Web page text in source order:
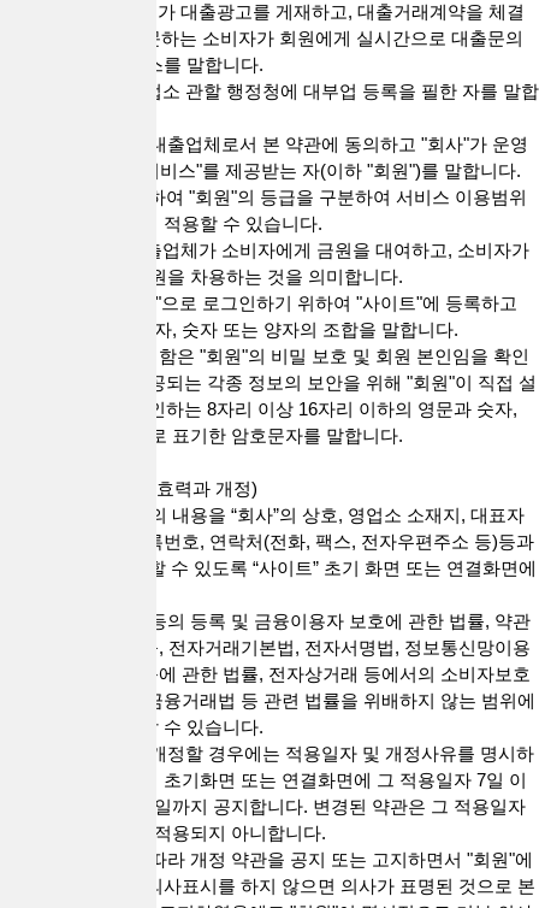
트’를 통해 대출업체가 대출광고를 게재하고, 대출거래계약을 체결
하고자 ‘회사’를 방문하는 소비자가 회원에게 실시간으로 대출문의
를 할 수 있는 서비스를 말합니다.
4. “대출업체”란 영업소 관할 행정청에 대부업 등록을 필한 자를 말합
5. "회원"은 전항의 대출업체로서 본 약관에 동의하고 "회사"가 운영
하는 사이트에서 "서비스"를 제공받는 자(이하 "회원")를 말합니다.
"회사"의 정책에 의하여 "회원"의 등급을 구분하여 서비스 이용범위
나 혜택 등을 다르게 적용할 수 있습니다.
6. “대출거래”란 대출업체가 소비자에게 금원을 대여하고, 소비자가
대출업체로부터 금원을 차용하는 것을 의미합니다.
7. "ID"라 함은 "회원"으로 로그인하기 위하여 "사이트"에 등록하고
회사가 승인하는 문자, 숫자 또는 양자의 조합을 말합니다.
8. "PASSWORD"라 함은 "회원"의 비밀 보호 및 회원 본인임을 확인
하고 "서비스"에 제공되는 각종 정보의 보안을 위해 "회원"이 직접 설
정하며 "회사"가 승인하는 8자리 이상 16자리 이하의 영문과 숫자,
특수문자의 혼합으로 표기한 암호문자를 말합니다.
제3조(약관의 명시, 효력과 개정)
1. “회사”는 이 약관의 내용을 “회사”의 상호, 영업소 소재지, 대표자
의 성명, 사업자 등록번호, 연락처(전화, 팩스, 전자우편주소 등)등과
함께 “회원”이 확인할 수 있도록 “사이트” 초기 화면 또는 연결화면에
2. “회사”는 대부업 등의 등록 및 금융이용자 보호에 관한 법률, 약관
의 규제에 관한 법률, 전자거래기본법, 전자서명법, 정보통신망이용
촉진 및 정보보호 등에 관한 법률, 전자상거래 등에서의 소비자보호
에 관한 법률, 전자금융거래법 등 관련 법률을 위배하지 않는 범위에
서 본 약관을 개정할 수 있습니다.
3. “회사”가 약관을 개정할 경우에는 적용일자 및 개정사유를 명시하
여 현행 약관과 함께 초기화면 또는 연결화면에 그 적용일자 7일 이
전부터 적용일자 전일까지 공지합니다. 변경된 약관은 그 적용일자
이전으로 소급하여 적용되지 아니합니다.
4. "회사"가 전항에 따라 개정 약관을 공지 또는 고지하면서 "회원"에
게 해당 기간 내에 의사표시를 하지 않으면 의사가 표명된 것으로 본